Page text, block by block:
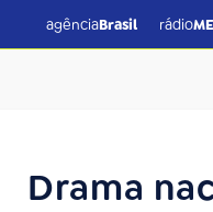
agênciaBrasil rádio
Drama